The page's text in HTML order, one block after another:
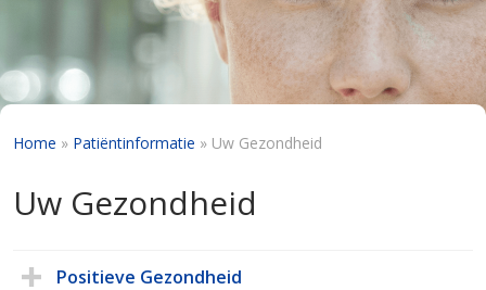
Kruimelpad
Home Patiëntinformatie Uw Gezondheid
Uw Gezondheid
Positieve Gezondheid